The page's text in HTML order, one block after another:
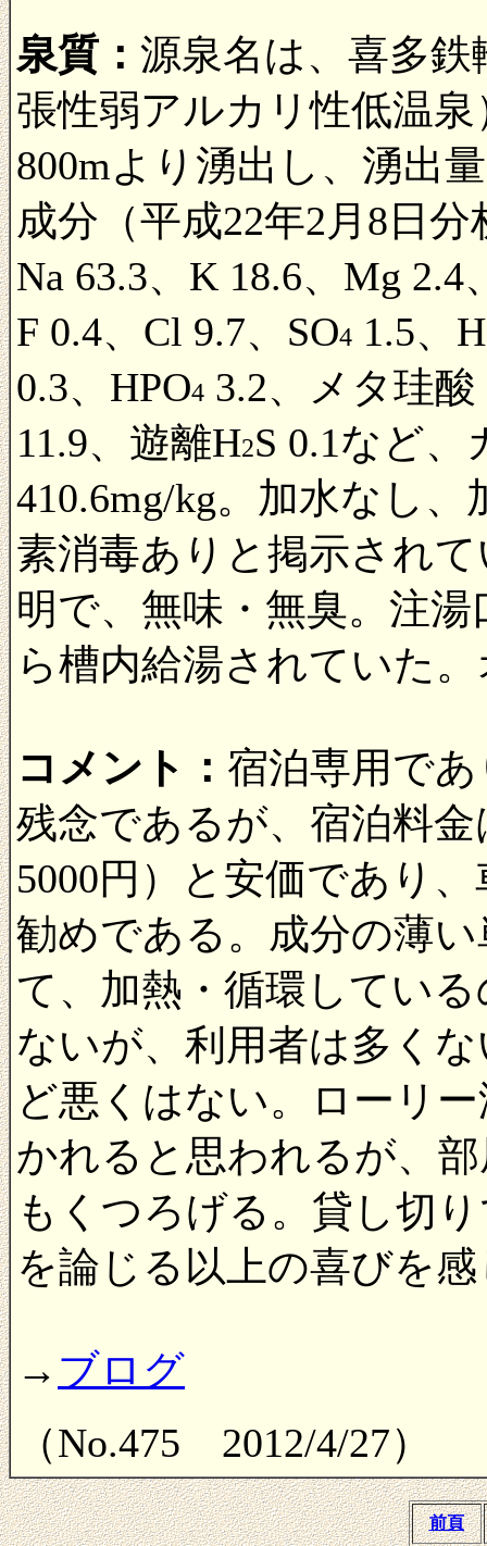
泉質： 源泉名は、喜多
張性弱アルカリ性低温
800mより湧出し、湧出
成分（平成22年2月8日
Na 63.3、K 18.6、Mg 2.4
F 0.4、Cl 9.7、SO4 1.5、
0.3、HPO4 3.2、メタ珪
11.9、遊離H2S 0.1など
410.6mg/kg。加水なし
素消毒ありと掲示され
明で、無味・無臭。注
ら槽内給湯されていた
コメント： 宿泊専用で
残念であるが、宿泊料
5000円）と安価であり
勧めである。成分の薄
て、加熱・循環してい
ないが、利用者は多く
ど悪くはない。ローリ
かれると思われるが、
もくつろげる。貸し切
を論じる以上の喜びを
→ ブログ
（No.475 2012/4/27）
前頁